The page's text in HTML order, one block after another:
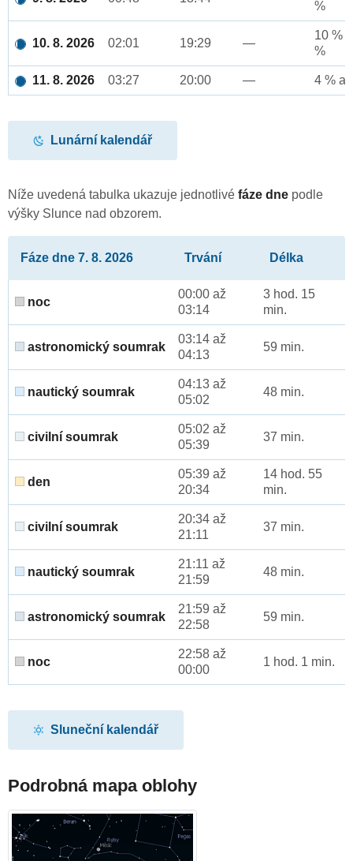
%
10. 8. 2026 02:01 19:29 —
10 %
%
11. 8. 2026 03:27 20:00 — 4 %
Lunární kalendář
Níže uvedená tabulka ukazuje jednotlivé fáze dne podle
výšky Slunce nad obzorem.
Fáze dne 7. 8. 2026 Trvání Délka
noc
00:00 až
03:14
3 hod. 15
min.
astronomický soumrak
03:14 až
04:13
59 min.
nautický soumrak
04:13 až
05:02
48 min.
civilní soumrak
05:02 až
05:39
37 min.
den
05:39 až
20:34
14 hod. 55
min.
civilní soumrak
20:34 až
21:11
37 min.
nautický soumrak
21:11 až
21:59
48 min.
astronomický soumrak
21:59 až
22:58
59 min.
noc
22:58 až
00:00
1 hod. 1 min.
Sluneční kalendář
Podrobná mapa oblohy